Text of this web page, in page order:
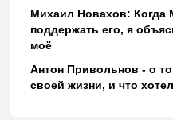
Михаил Новахов: Когда
поддержать его, я
моё
Антон Привольнов - о
своей жизни, и что